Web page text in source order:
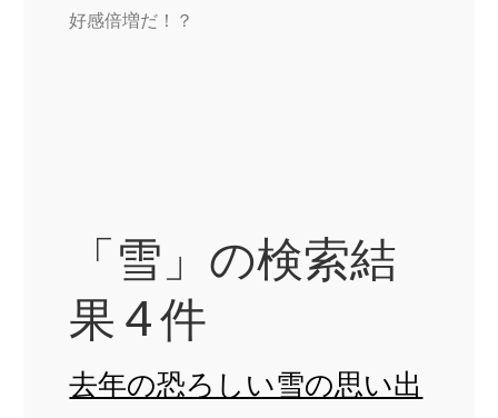
好感倍増だ！？
「雪」の検索結
果 4 件
去年の恐ろしい雪の思い出